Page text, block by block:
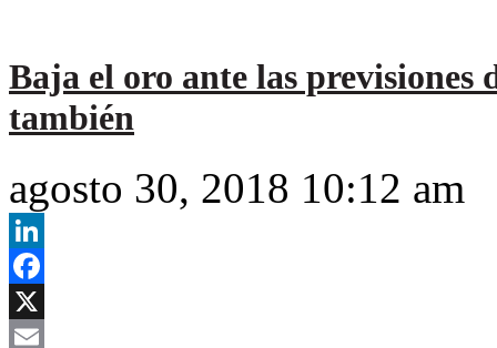
Baja el oro ante las previsiones
también
agosto 30, 2018 10:12 am
LinkedIn
Facebook
X